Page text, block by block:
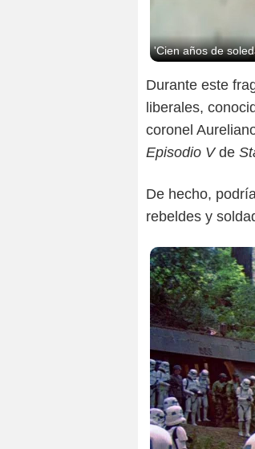
'Cien años de
Durante este
liberales,
coronel
Episodio Vde
De hecho,
rebeldes y